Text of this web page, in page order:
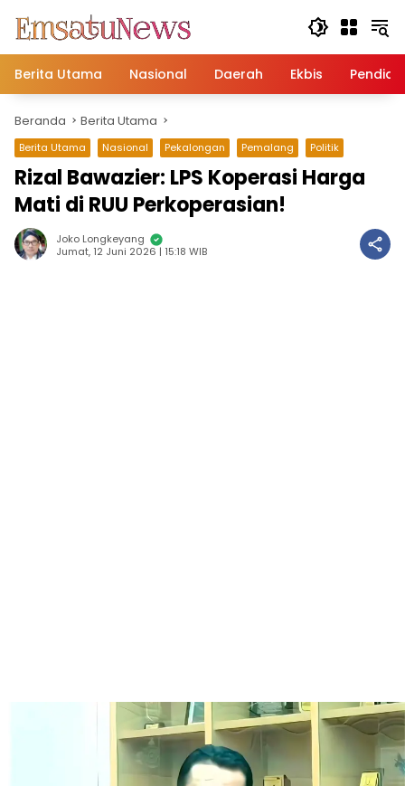
konten
Berita Utama
Nasional Daerah Ekbis
Beranda Berita Utama
Berita Utama Nasional Pekalongan Pemalang Politik
Rizal Bawazier: LPS Koperasi Harga
Mati di RUU Perkoperasian!
Joko Longkeyang
Jumat, 12 Juni 2026 | 15:18 WIB